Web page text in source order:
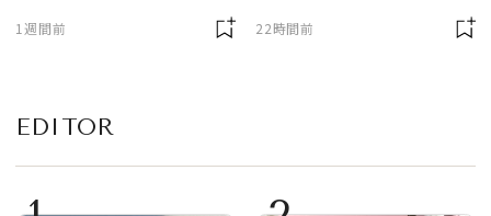
た！ ひとりっPが大後
1週間前
を初公開！ 本当に使え
22時間前
EDITOR